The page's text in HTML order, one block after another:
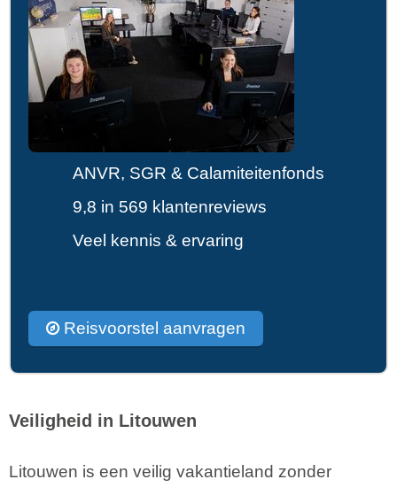
ANVR, SGR & Calamiteitenfonds
9,8 in 569 klantenreviews
Veel kennis & ervaring
Reisvoorstel aanvragen
Veiligheid in Litouwen
Litouwen is een veilig vakantieland zonder